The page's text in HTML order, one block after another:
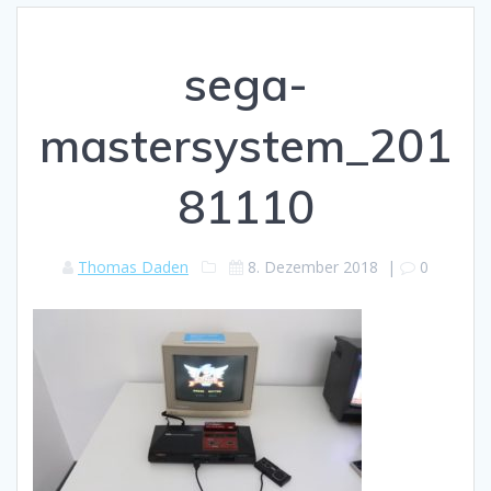
sega-
mastersystem_201
81110
Thomas Daden 8. Dezember 2018 | 0